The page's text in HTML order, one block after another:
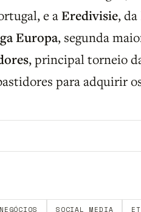
e aEredivisie,
Europa, segunda
, principal torneio
para adquirir
NEGÓCIOS SOCIAL MEDIA